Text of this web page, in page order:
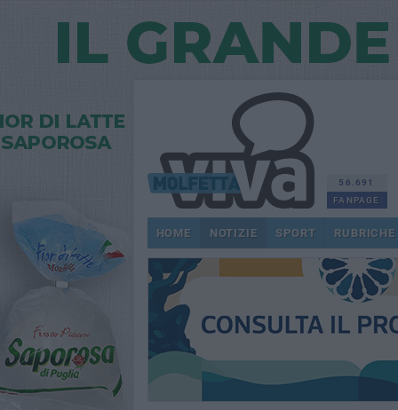
56.691
FANPAGE
HOME NOTIZIE SPORT RUBRICHE